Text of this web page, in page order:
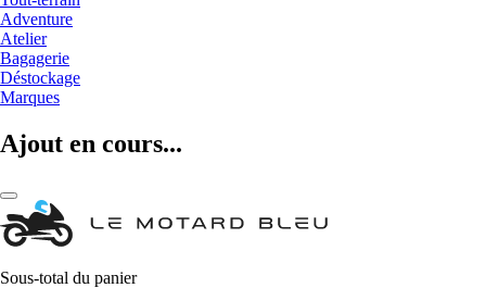
Adventure
Atelier
Bagagerie
Déstockage
Marques
Ajout en cours...
Sous-total du panier